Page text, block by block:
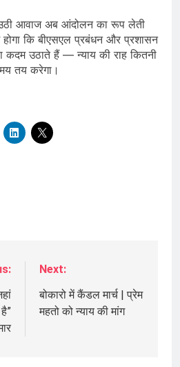
आवाज अब आंदोलन का रूप लेती
कि बीएसएल प्रबंधन और प्रशासन
उठाते हैं — न्याय की राह कितनी
तय करेगा।
Next:
बोकारो में कैंडल मार्च | प्रेम
महतो को न्याय की मांग